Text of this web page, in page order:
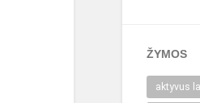
ŽYMOS
aktyvus